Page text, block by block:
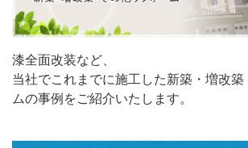
漆全面改装など、
当社でこれまでに施工した新築・増改
ムの事例をご紹介いたします。